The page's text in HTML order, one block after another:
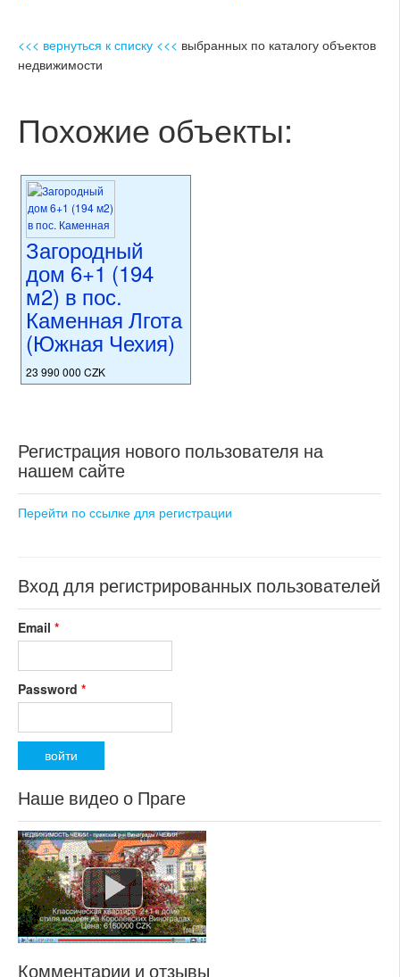
<<< вернуться к списку <<< выбранных по каталогу объектов
недвижимости
Похожие объекты:
Загородный
дом 6+1 (194
м2) в пос.
Каменная Лгота
(Южная Чехия)
23 990 000 CZK
регион:Южная Чехия
номер объекта:19982
Регистрация нового пользователя на
нашем сайте
Перейти по ссылке для регистрации
Вход для регистрированных пользователей
Email *
Password *
Наше видео о Праге
Комментарии и отзывы